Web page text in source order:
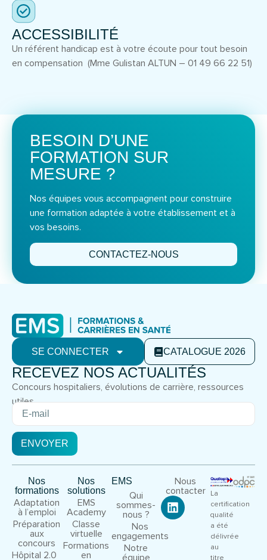
ACCESSIBILITÉ
Un référent handicap est à votre écoute pour tout besoin
en compensation (Mme Gulistan ALTUN – 01 49 66 22 51)
BESOIN D’UNE
FORMATION SUR
MESURE ?
Nos équipes vous accompagnent pour construire
une formation adaptée à votre établissement et à
vos besoins.
CONTACTEZ-NOUS
SE CONNECTER CATALOGUE 2026
RECEVEZ NOS ACTUALITÉS
Concours hospitaliers, évolutions de carrière, ressources
utiles.
ENVOYER
Nos
formations
Adaptation
à l’emploi
Préparation
aux
concours
Hôpital 2.0
Nos
solutions
EMS
Academy
Classe
virtuelle
Formations
en
EMS
Qui
sommes-
nous ?
Nos
engagements
Notre
équipe
Nous
contacter
La
certification
qualité
a été
délivrée
au
titre